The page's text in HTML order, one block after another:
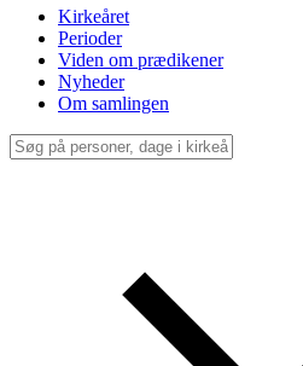
Kirkeåret
Perioder
Viden om prædikener
Nyheder
Om samlingen